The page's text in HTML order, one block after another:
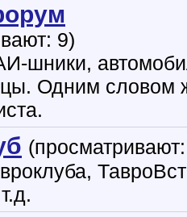
9)
шники,
Одним словом